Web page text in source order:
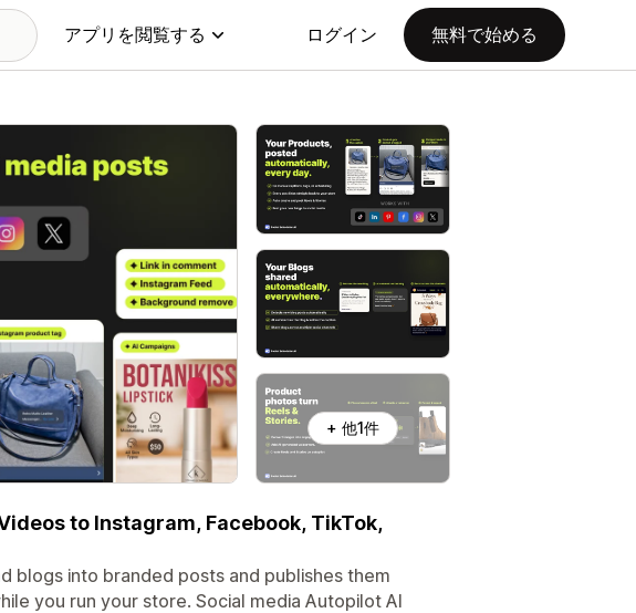
アプリを閲覧する ログイン 無料で始める
+ 他1件
to Instagram, Facebook, TikTok,
blogs into branded posts and publishes them
you run your store. Social media Autopilot AI